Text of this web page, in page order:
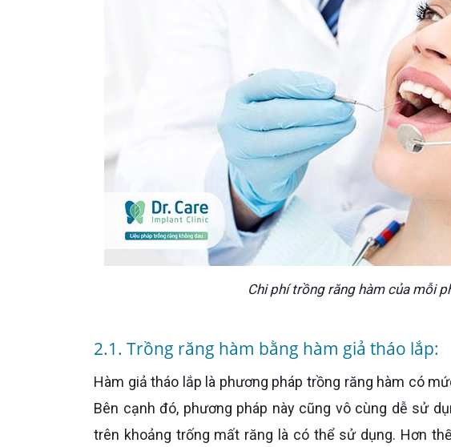
Chi phí trồng răng hàm của mỗi
2.1. Trồng răng hàm bằng hàm giả tháo lắp:
Hàm giả tháo lắp là phương pháp trồng răng hàm có mức chi phí tiết kiệm nhất trong số 3 phương pháp.
Bên cạnh đó, phương pháp này cũng vô cùng dễ sử
trên khoảng trống mất răng là có thể sử dụng. Hơn